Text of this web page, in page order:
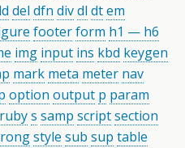
del dfn divdl dtem
footerform h1 — h6
img input ins kbd keygen
mark meta meter nav
option output p param
rubys samp scriptsection
style sub sup table